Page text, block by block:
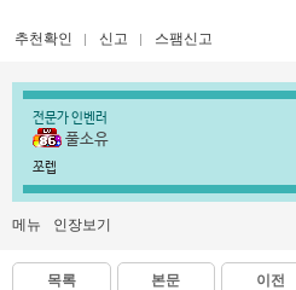
추천확인 신고 스팸신고
전문가 인벤러
풀소유
쪼렙
메뉴 인장보기
목록 본문 이전